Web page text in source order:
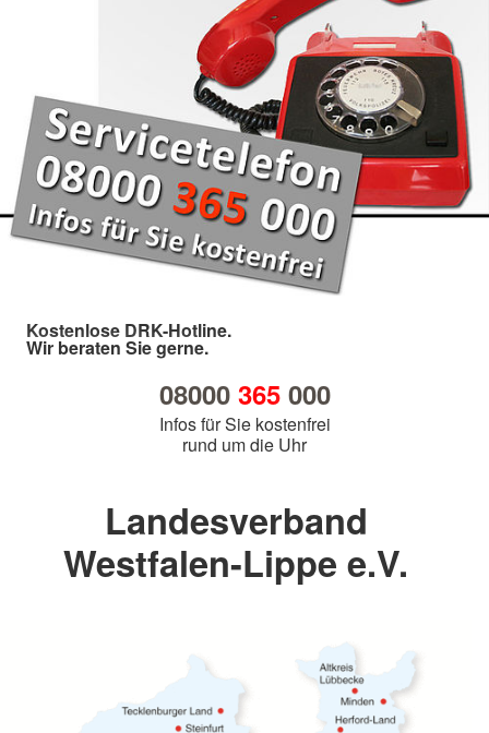
Kostenlose DRK-Hotline.
Wir beraten Sie gerne.
08000 365000
Infos für Sie kostenfrei
rund um die Uhr
Landesverband
Westfalen-Lippe e.V.